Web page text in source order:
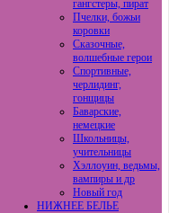
гангстеры, пират
Пчелки, божьи
коровки
Сказочные,
волшебные герои
Спортивные,
черлидинг,
гонщицы
Баварские,
немецкие
Школьницы,
учительницы
Хэллоуин, ведьмы,
вампиры и др
Новый год
НИЖНЕЕ БЕЛЬЕ